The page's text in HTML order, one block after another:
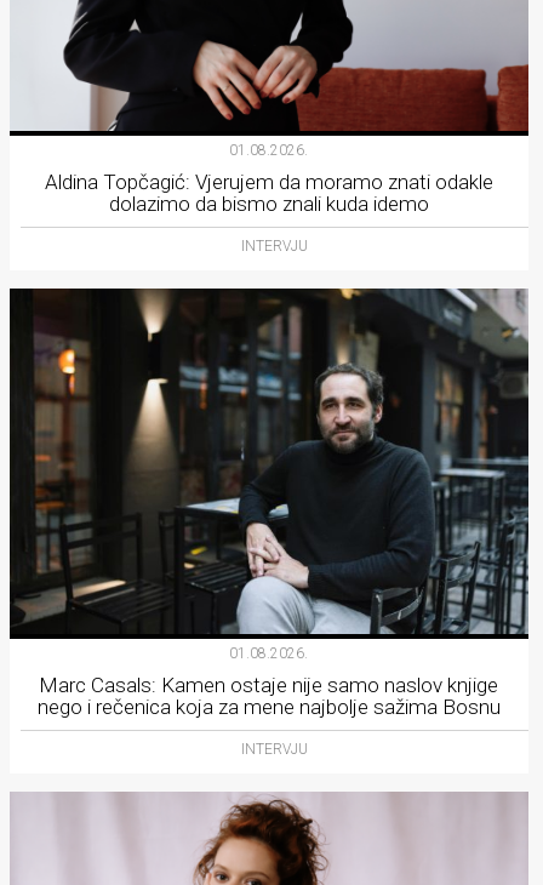
01.08.2026.
Aldina Topčagić: Vjerujem da moramo znati odakle
dolazimo da bismo znali kuda idemo
INTERVJU
01.08.2026.
Marc Casals: Kamen ostaje nije samo naslov knjige
nego i rečenica koja za mene najbolje sažima Bosnu
INTERVJU